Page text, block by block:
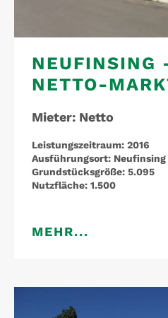
NEUFINSING
NETTO-
Mieter: Netto
Leistungszeitraum: 2016
Ausführungsort: Neufinsing
Grundstücksgröße: 5.095
Nutzfläche: 1.500
MEHR...